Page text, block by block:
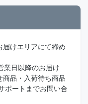
けエリアにて締め
日以降のお届け
品・入荷待ち商品
ポートまでお問い合